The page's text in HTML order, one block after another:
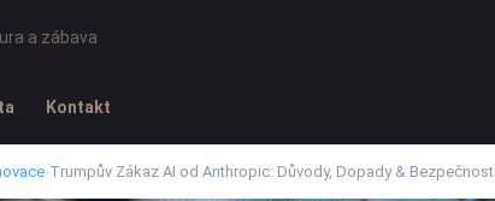
a zábava
Kontakt
›Trumpův Zákaz AI od Anthropic: Důvody, Dopady & Bezpečnost